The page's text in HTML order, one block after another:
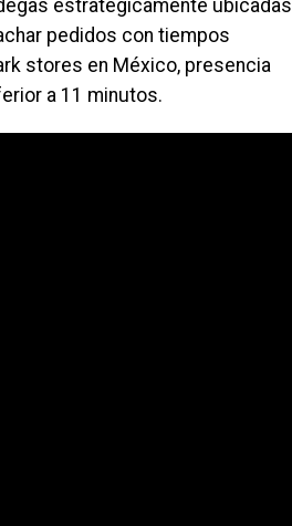
estratégicamente ubicadas
pedidos con tiempos
stores en México, presencia
a 11 minutos.